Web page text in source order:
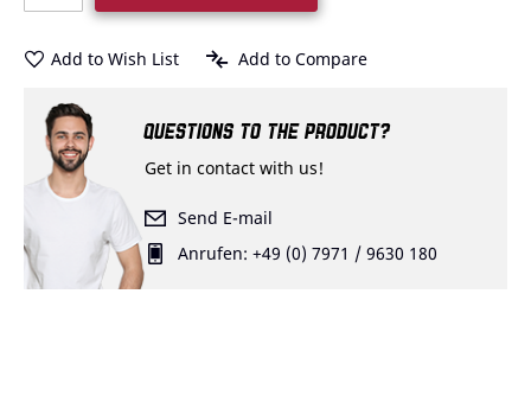
Add to Wish List Add to Compare
QUESTIONS TO THE PRODUCT?
Get in contact with us!
Send E-mail
Anrufen: +49 (0) 7971 / 9630 180